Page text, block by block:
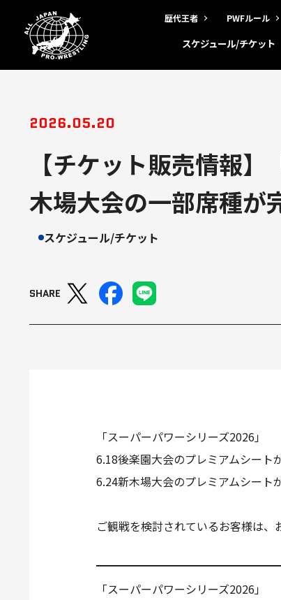
歴代王者 PWFルール
スケジュール/チケット
2026.05.20
【チケット販売情報
木場大会の一部席種が
スケジュール/チケット
SHARE
「スーパーパワーシリーズ2026」
6.18後楽園大会のプレミアムシート
6.24新木場大会のプレミアムシート
ご観戦を検討されているお客様は、
「スーパーパワーシリーズ2026」